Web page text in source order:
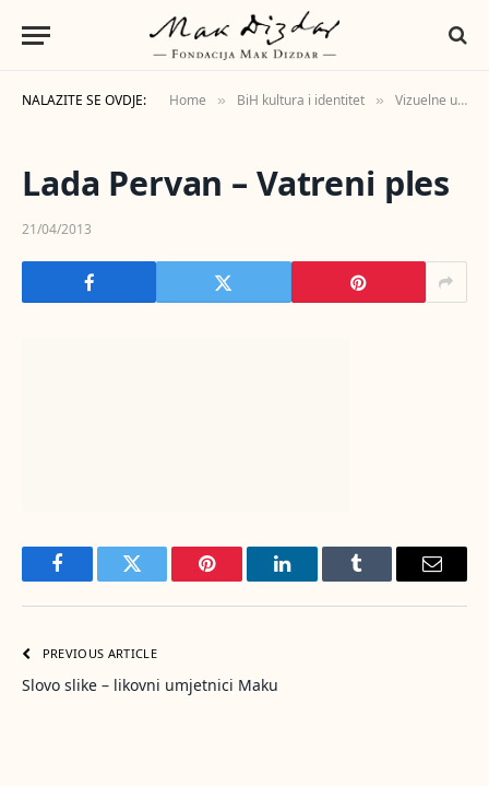
NALAZITE SE OVDJE: Home » BiH kultura i identitet » Vizuelne umjetnosti
Lada Pervan – Vatreni ples
21/04/2013
FacebookTwitter Pinterest LinkedInTumblr Email
PREVIOUS ARTICLE
Slovo slike – likovni umjetnici Maku